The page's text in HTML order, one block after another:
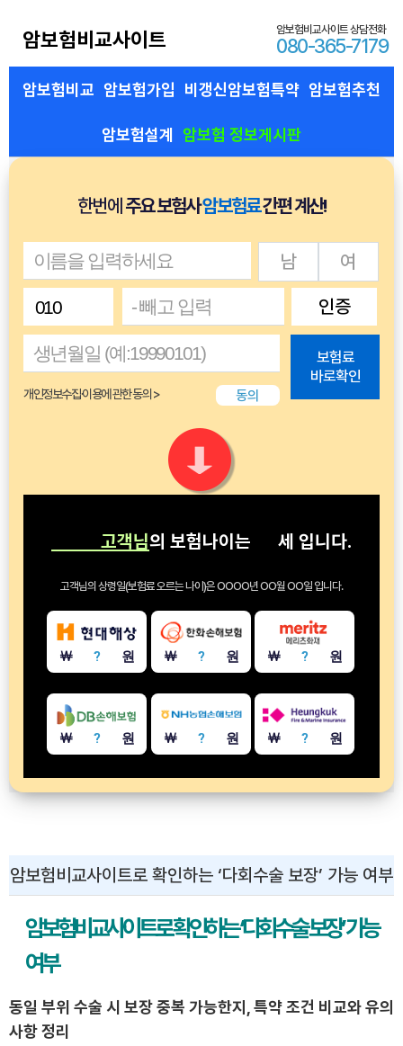
암보험비교사이트 암보험비교사이트 상담전화
080-365-7179
암보험비교 암보험가입 비갱신암보험특약 암보험추천
암보험설계 암보험 정보게시판
한번에 주요 보험사암보험료간편 계산!
남
여
인증
동의
보험료
바로확인
고객님의 보험나이는 세 입니다.
고객님의 상령일(보험료 오르는 나이)은OOOO년 OO월 OO일 입니다.
￦? 원 ￦ ?원 ￦? 원
￦? 원 ￦ ?원 ￦? 원
암보험비교사이트로 확인하는 ‘다회수술 보장’ 가능 여부
암보험비교사이트로 확인하는 ‘다회수술 보장’ 가능
여부
동일 부위 수술 시 보장 중복 가능한지, 특약 조건 비교와 유의
사항 정리